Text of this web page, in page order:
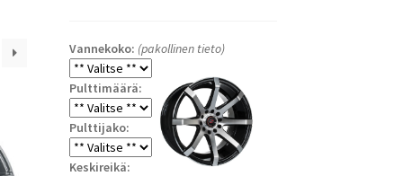
Vannekoko: (pakollinen tieto)
Pulttimäärä:
Pulttijako:
Keskireikä: